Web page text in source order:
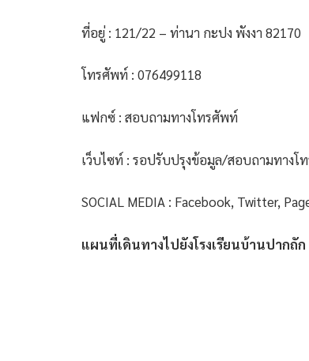
ที่อยู่ : 121/22 – ท่านา กะปง พังงา 82170
โทรศัพท์ : 076499118
แฟกซ์ : สอบถามทางโทรศัพท์
เว็บไซท์ : รอปรับปรุงข้อมูล/สอบถามทางโ
SOCIAL MEDIA : Facebook, Twitter,
แผนที่เดินทางไปยังโรงเรียนบ้านปากถัก